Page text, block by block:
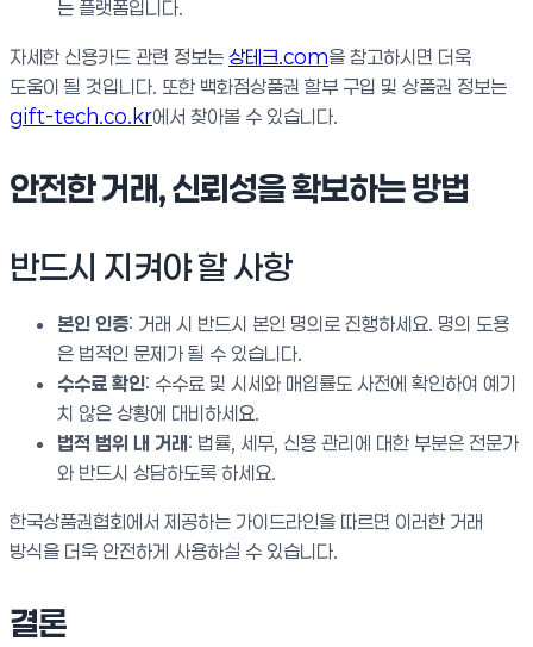
는 플랫폼입니다.
자세한 신용카드 관련 정보는 상테크.com을 참고하시면 더욱
도움이 될 것입니다. 또한 백화점상품권 할부 구입 및 상품권 정보는
gift-tech.co.kr에서 찾아볼 수 있습니다.
안전한 거래, 신뢰성을 확보하는 방법
반드시 지켜야 할 사항
본인 인증: 거래 시 반드시 본인 명의로 진행하세요. 명의 도용
은 법적인 문제가 될 수 있습니다.
수수료 확인: 수수료 및 시세와 매입률도 사전에 확인하여 예기
치 않은 상황에 대비하세요.
법적 범위 내 거래: 법률, 세무, 신용 관리에 대한 부분은 전문가
와 반드시 상담하도록 하세요.
한국상품권협회에서 제공하는 가이드라인을 따르면 이러한 거래
방식을 더욱 안전하게 사용하실 수 있습니다.
결론